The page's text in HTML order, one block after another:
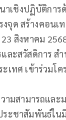
าเชิงปฏิบัติกา
จุด สร้างคอนเ
สิงหาคม
ะสวัสดิการ ส
ศ เข้าร่วมโค
มสามารถและ
ะชาสัมพันธ์ใ